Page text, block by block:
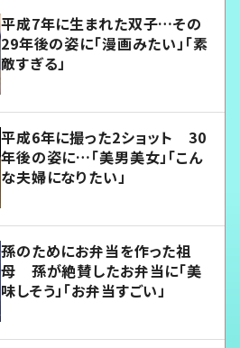
平成7年に生まれた双子…その
29年後の姿に「漫画みたい」「素
敵すぎる」
平成6年に撮った2ショット 30
年後の姿に…「美男美女」「こん
な夫婦になりたい」
孫のためにお弁当を作った祖
母 孫が絶賛したお弁当に「美
味しそう」「お弁当すごい」